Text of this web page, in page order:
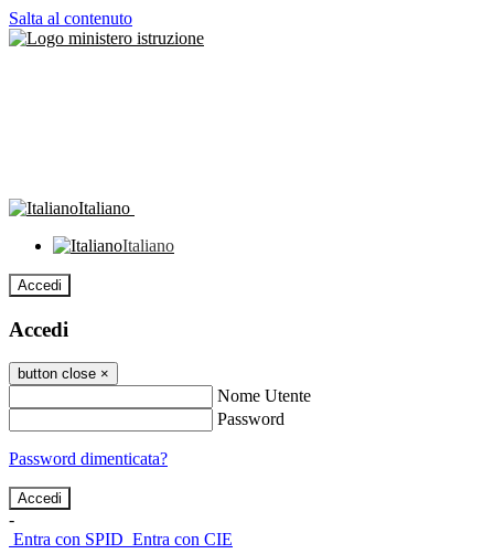
Salta al contenuto
Italiano
Italiano
Accedi
Accedi
button close ×
Nome Utente
Password
Password dimenticata?
-
Entra con SPID Entra con CIE